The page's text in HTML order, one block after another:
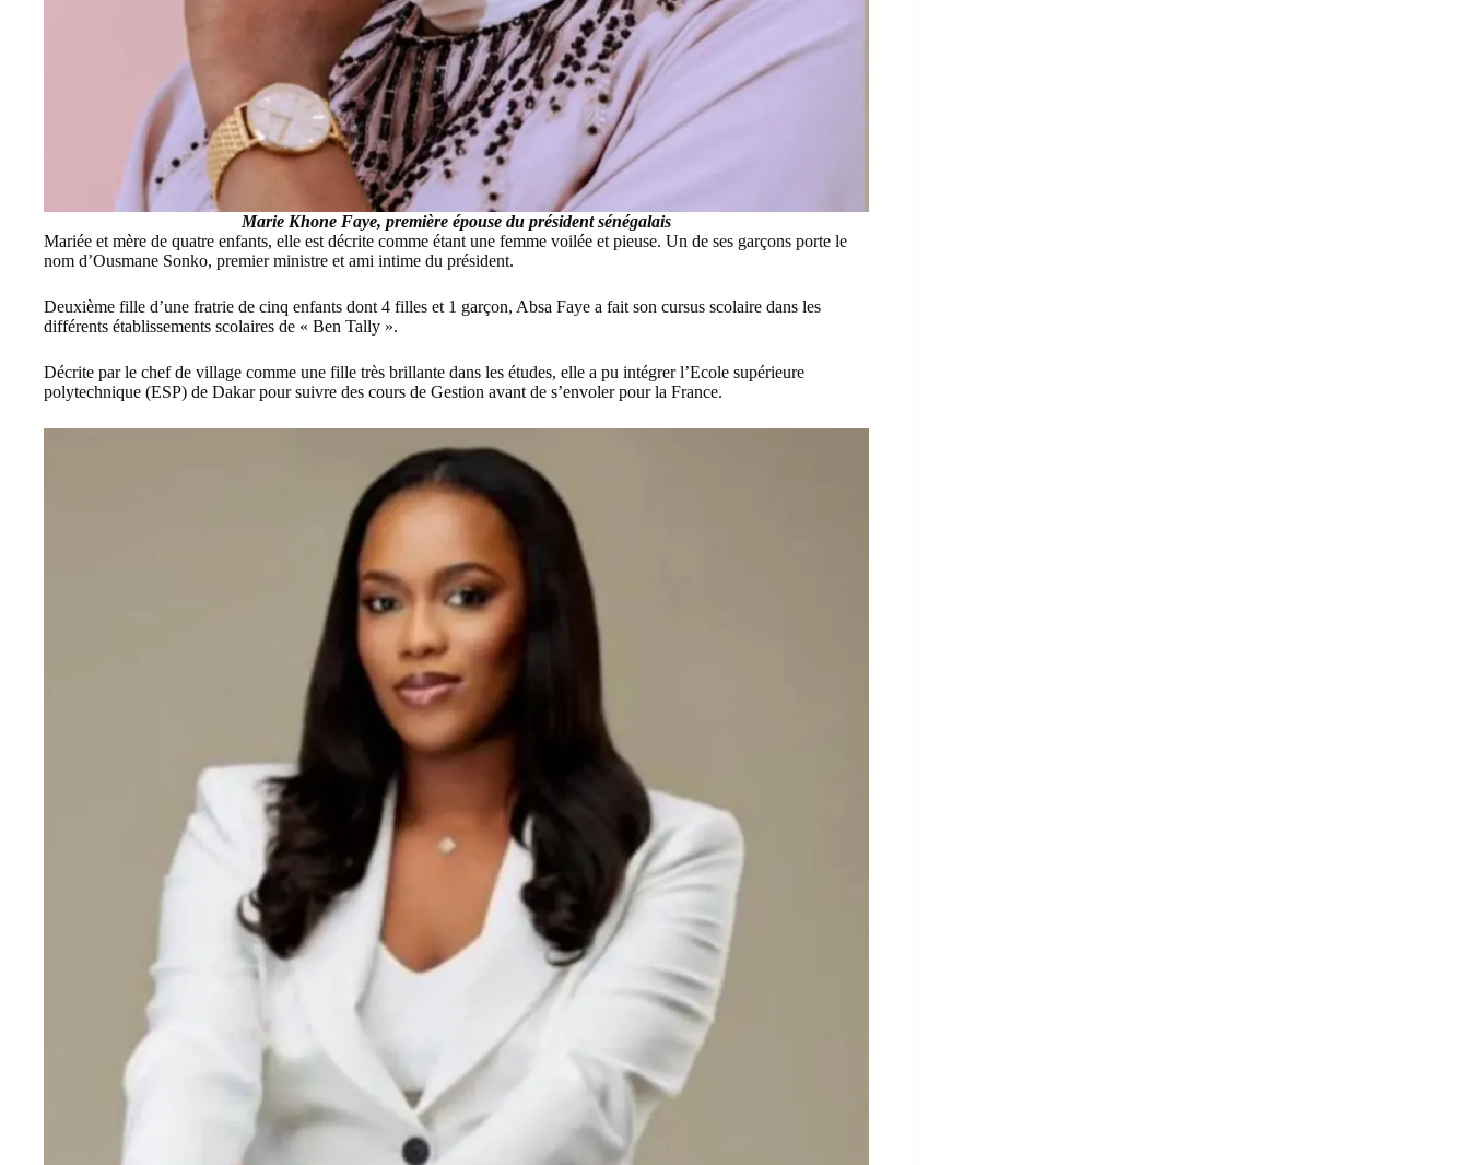
Marie Khone Faye, première épouse du président sénégalais
Mariée et mère de quatre enfants, elle est décrite comme étant une femme voilée et pieuse. Un de ses garçons porte le
nom d’Ousmane Sonko, premier ministre et ami intime du président.
Deuxième fille d’une fratrie de cinq enfants dont 4 filles et 1 garçon, Absa Faye a fait son cursus scolaire dans les
différents établissements scolaires de « Ben Tally ».
Décrite par le chef de village comme une fille très brillante dans les études, elle a pu intégrer l’Ecole supérieure
polytechnique (ESP) de Dakar pour suivre des cours de Gestion avant de s’envoler pour la France.